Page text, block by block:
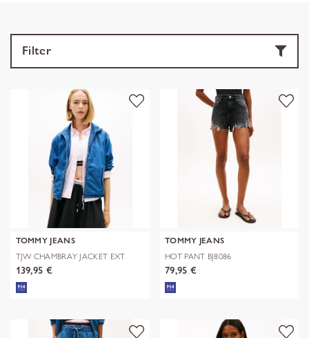
Filter
TOMMY JEANS
TJW CHAMBRAY JACKET EXT
139,95 €
TOMMY JEANS
HOT PANT BJ8086
79,95 €